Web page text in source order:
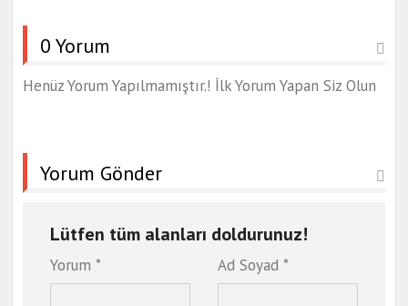
0 Yorum
Henüz Yorum Yapılmamıştır.! İlk Yorum Yapan Siz Olun
Yorum Gönder
Lütfen tüm alanları doldurunuz!
Yorum * Ad Soyad *